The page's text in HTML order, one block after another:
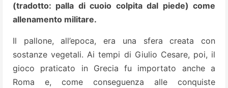
(tradotto: palla di cuoio colpita dal piede) come
allenamento militare.
Il pallone, all’epoca, era una sfera creata con
sostanze vegetali. Ai tempi di Giulio Cesare, poi, il
gioco praticato in Grecia fu importato anche a
Roma e, come conseguenza alle conquiste